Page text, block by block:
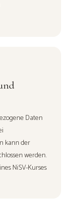
Daten
kann der
werden.
NiSV-Kurses